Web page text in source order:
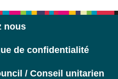
nous
de confidentialité
/ Conseil unitarien